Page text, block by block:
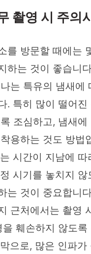
촬영 시 주의
를 방문할 때에는
하는 것이 좋습니
는 특유의 냄새에
. 특히 많이 떨어진
조심하고, 냄새에
용하는 것도 방법
시간이 지남에 따
시기를 놓치지 않
는 것이 중요합니
근처에서는 촬영
을 훼손하지 않도록
으로, 많은 인파가